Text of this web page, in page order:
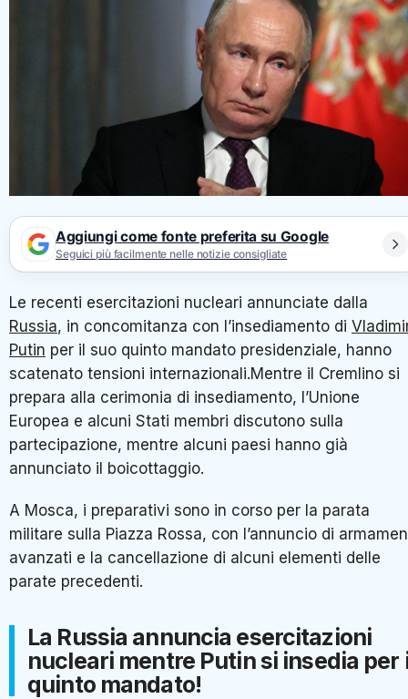
Aggiungi come fonte preferita su Google
Seguici più facilmente nelle notizie consigliate
Le recenti esercitazioni nucleari annunciate dalla
Russia, in concomitanza con l’insediamento di
Putin per il suo quinto mandato presidenziale, hanno
scatenato tensioni internazionali.Mentre il Cremlino si
prepara alla cerimonia di insediamento, l’Unione
Europea e alcuni Stati membri discutono sulla
partecipazione, mentre alcuni paesi hanno già
annunciato il boicottaggio.
A Mosca, i preparativi sono in corso per la parata
militare sulla Piazza Rossa, con l’annuncio di
avanzati e la cancellazione di alcuni elementi delle
parate precedenti.
La Russia annuncia esercitazioni
nucleari mentre Putin si insedia per
quinto mandato!